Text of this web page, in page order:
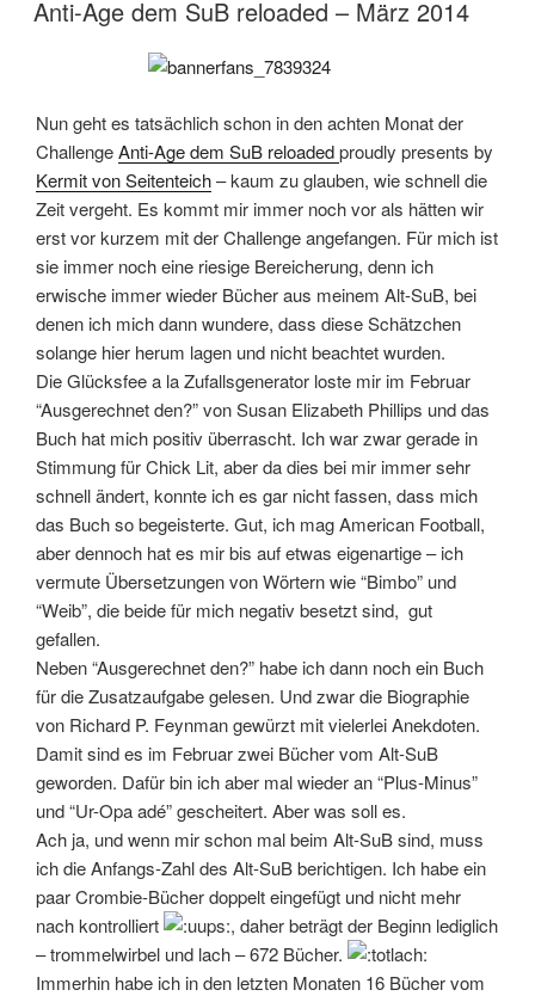
Anti-Age dem SuB reloaded – März 2014
Nun geht es tatsächlich schon in den achten Monat der
ChallengeAnti-Age dem SuB reloadedproudly presents by
Kermit von Seitenteich– kaum zu glauben, wie schnell die
Zeit vergeht. Es kommt mir immer noch vor als hätten wir
erst vor kurzem mit der Challenge angefangen. Für mich ist
sie immer noch eine riesige Bereicherung, denn ich
erwische immer wieder Bücher aus meinem Alt-SuB, bei
denen ich mich dann wundere, dass diese Schätzchen
solange hier herum lagen und nicht beachtet wurden.
Die Glücksfee a la Zufallsgenerator loste mir im Februar
“Ausgerechnet den?” von Susan Elizabeth Phillips und das
Buch hat mich positiv überrascht. Ich war zwar gerade in
Stimmung für Chick Lit, aber da dies bei mir immer sehr
schnell ändert, konnte ich es gar nicht fassen, dass mich
das Buch so begeisterte. Gut, ich mag American Football,
aber dennoch hat es mir bis auf etwas eigenartige – ich
vermute Übersetzungen von Wörtern wie “Bimbo” und
“Weib”, die beide für mich negativ besetzt sind, gut
gefallen.
Neben “Ausgerechnet den?” habe ich dann noch ein Buch
für die Zusatzaufgabe gelesen. Und zwar die Biographie
von Richard P. Feynman gewürzt mit vielerlei Anekdoten.
Damit sind es im Februar zwei Bücher vom Alt-SuB
geworden. Dafür bin ich aber mal wieder an “Plus-Minus”
und “Ur-Opa adé” gescheitert. Aber was soll es.
Ach ja, und wenn mir schon mal beim Alt-SuB sind, muss
ich die Anfangs-Zahl des Alt-SuB berichtigen. Ich habe ein
paar Crombie-Bücher doppelt eingefügt und nicht mehr
nach kontrolliert
, daher beträgt der Beginn lediglich
– trommelwirbel und lach – 672 Bücher.
Immerhin habe ich in den letzten Monaten 16 Bücher vom